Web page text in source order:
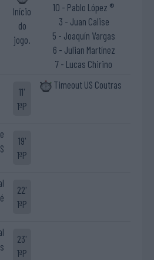
Início
do
jogo.
10 - Pablo López ®
3 - Juan Calise
5 - Joaquín Vargas
6 - Julian Martínez
7 - Lucas Chirino
11'
1ªP
Timeout US Coutras
19'
1ªP
22'
1ªP
23'
1ªP